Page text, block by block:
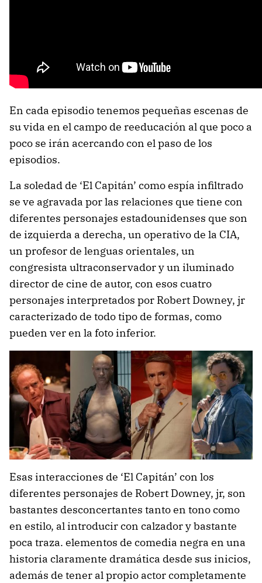
En cada episodio tenemos pequeñas escenas de
su vida en el campo de reeducación al que poco a
poco se irán acercando con el paso de los
episodios.
La soledad de ‘El Capitán’ como espía infiltrado
se ve agravada por las relaciones que tiene con
diferentes personajes estadounidenses que son
de izquierda a derecha, un operativo de la CIA,
un profesor de lenguas orientales, un
congresista ultraconservador y un iluminado
director de cine de autor, con esos cuatro
personajes interpretados por Robert Downey, jr
caracterizado de todo tipo de formas, como
pueden ver en la foto inferior.
Esas interacciones de ‘El Capitán’ con los
diferentes personajes de Robert Downey, jr, son
bastantes desconcertantes tanto en tono como
en estilo, al introducir con calzador y bastante
poca traza. elementos de comedia negra en una
historia claramente dramática desde sus inicios,
además de tener al propio actor completamente